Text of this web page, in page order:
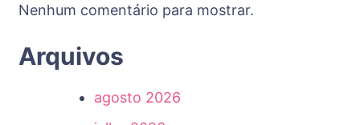
Nenhum comentário para mostrar.
Arquivos
agosto 2026